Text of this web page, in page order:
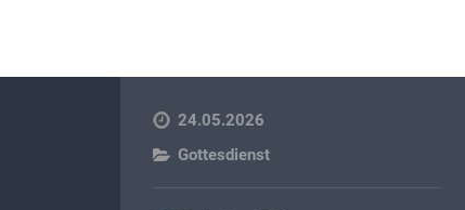
24.05.2026
Gottesdienst